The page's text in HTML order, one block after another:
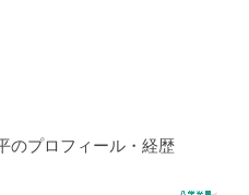
のプロフィール・経歴